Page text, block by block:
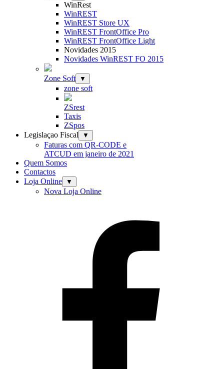
WinRest
WinREST
WinREST Store UX
WinREST FrontOffice Pro
WinREST FrontOffice Light
Novidades 2015
Novidades WinREST FO 2015
Zone Soft ▼
zone soft
ZSrest
Taxis
ZSpos
Legislaçao Fiscal
▼
Faturas com QR-CODE e
ATCUD em janeiro de 2021
Quem Somos
Contactos
Loja Online
▼
Nova Loja Online